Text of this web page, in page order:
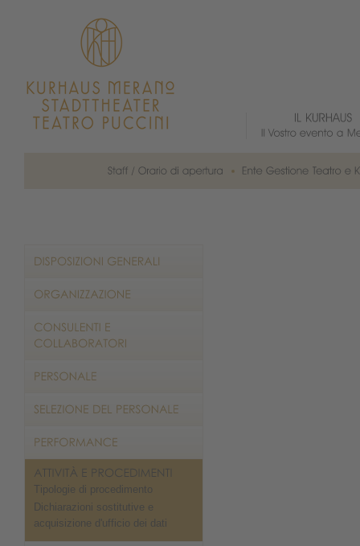
Tipologie di procedimento
Dichiarazioni sostitutive e
acquisizione d'ufficio dei dati